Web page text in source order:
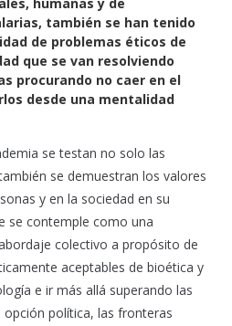
también se han tenido
de problemas éticos de
que se van resolviendo
procurando no caer en el
desde una mentalidad
se testan no solo las
se demuestran los valores
y en la sociedad en su
se contemple como una
colectivo a propósito de
aceptables de bioética y
e ir más allá superando las
política, las fronteras